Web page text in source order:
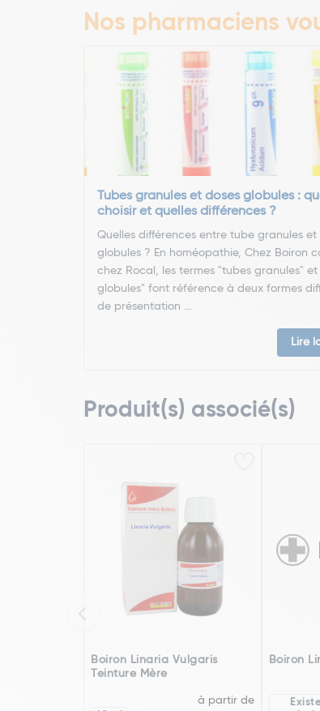
Nos pharmaciens
Tubes granules et doses globules :
choisir et quelles différences ?
Quelles différences entre tube granules et
globules ? En homéopathie, Chez Boiron
chez Rocal, les termes "tubes granules" et
globules" font référence à deux formes
de présentation ...
Lire
Produit(s) associé(s)
Boiron Linaria Vulgaris
Teinture Mère
à partir de
Boiron